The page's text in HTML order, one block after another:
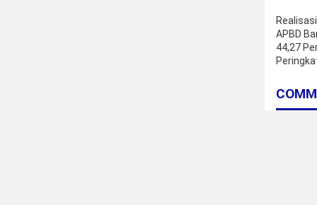
APBD
44,27